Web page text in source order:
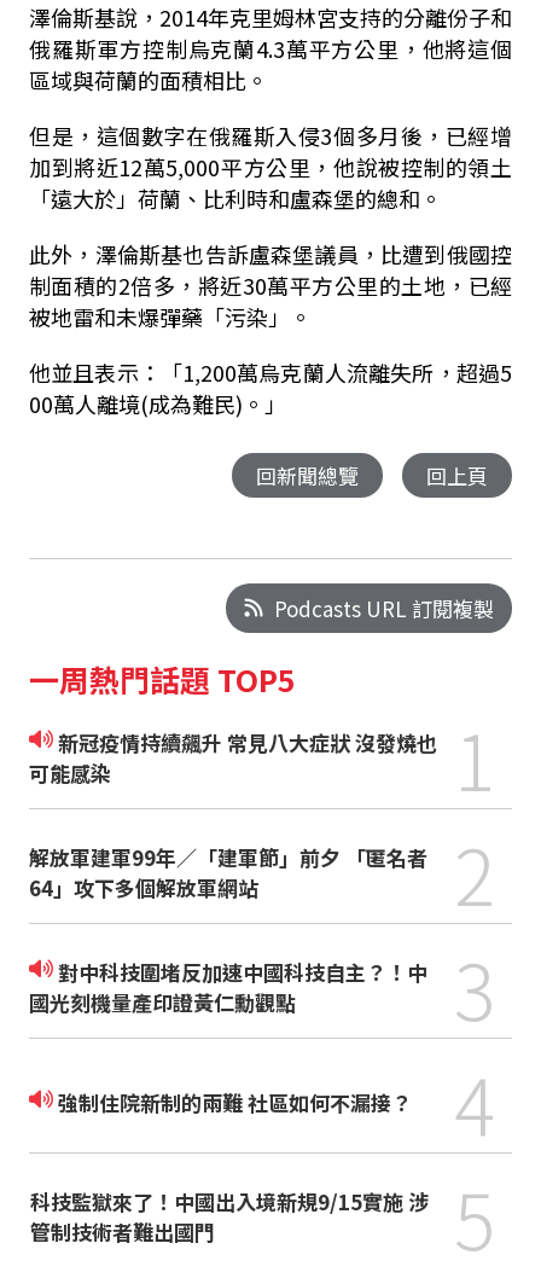
澤倫斯基說，2014年克里姆林宮支持的分離份子和
俄羅斯軍方控制烏克蘭4.3萬平方公里，他將這個
區域與荷蘭的面積相比。
但是，這個數字在俄羅斯入侵3個多月後，已經增
加到將近12萬5,000平方公里，他說被控制的領土
「遠大於」荷蘭、比利時和盧森堡的總和。
此外，澤倫斯基也告訴盧森堡議員，比遭到俄國控
制面積的2倍多，將近30萬平方公里的土地，已經
被地雷和未爆彈藥「污染」。
他並且表示：「1,200萬烏克蘭人流離失所，超過5
00萬人離境(成為難民)。」
回新聞總覽 回上頁
Podcasts URL 訂閱複製
一周熱門話題 TOP5
新冠疫情持續飆升 常見八大症狀 沒發燒也
可能感染
1
解放軍建軍99年／「建軍節」前夕 「匿名者
64」攻下多個解放軍網站
2
對中科技圍堵反加速中國科技自主？！中
國光刻機量產印證黃仁勳觀點
3
強制住院新制的兩難 社區如何不漏接？ 4
科技監獄來了！中國出入境新規9/15實施 涉
管制技術者難出國門
5